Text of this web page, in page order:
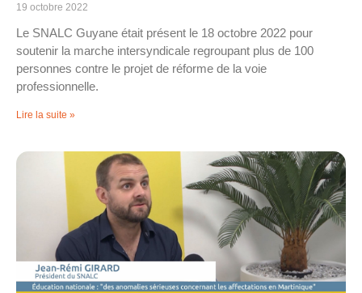
19 octobre 2022
Le SNALC Guyane était présent le 18 octobre 2022 pour
soutenir la marche intersyndicale regroupant plus de 100
personnes contre le projet de réforme de la voie
professionnelle.
Lire la suite »